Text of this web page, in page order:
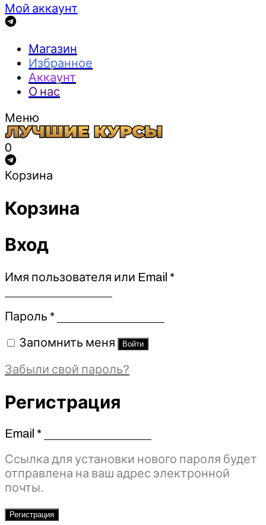
Мой аккаунт
Магазин
Избранное
Аккаунт
О нас
Меню
0
Корзина
Корзина
Вход
Имя пользователя или Email *Обязательно
Пароль *Обязательно
Запомнить меня Войти
Забыли свой пароль?
Регистрация
Email *Обязательно
Ссылка для установки нового пароля будет
отправлена ​​на ваш адрес электронной
почты.
Регистрация